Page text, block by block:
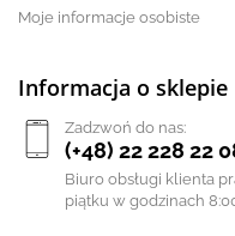
Moje informacje osobiste
Informacja o sklepie
Zadzwoń do nas:
(+48) 22 228 22
Biuro obsługi klienta
piątku w godzinach